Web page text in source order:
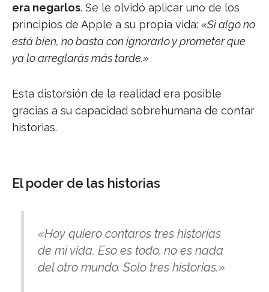
era negarlos. Se le olvidó aplicar uno de los
principios de Apple a su propia vida: «Si algo no
está bien, no basta con ignorarlo y prometer que
ya lo arreglarás más tarde.»
Esta distorsión de la realidad era posible
gracias a su capacidad sobrehumana de contar
historias.
El poder de las historias
«Hoy quiero contaros tres historias
de mi vida. Eso es todo, no es nada
del otro mundo. Solo tres historias.»